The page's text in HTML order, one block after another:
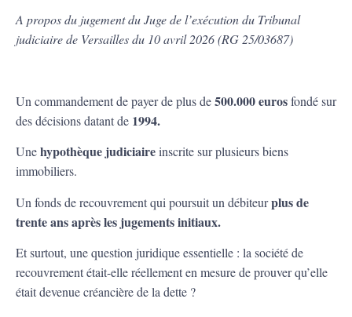
A propos du jugement du Juge de l’exécution du Tribunal
judiciaire de Versailles du 10 avril 2026 (RG 25/03687)
Un commandement de payer de plus de500.000 eurosfondé sur
des décisions datant de 1994.
Unehypothèque judiciaireinscrite sur plusieurs biens
immobiliers.
Un fonds de recouvrement qui poursuit un débiteurplus de
trente ans après les jugements initiaux.
Et surtout, une question juridique essentielle : la société de
recouvrement était-elle réellement en mesure de prouver qu’elle
était devenue créancière de la dette ?